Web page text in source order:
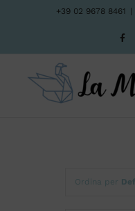
+39 02 9678 8461
Ordina per